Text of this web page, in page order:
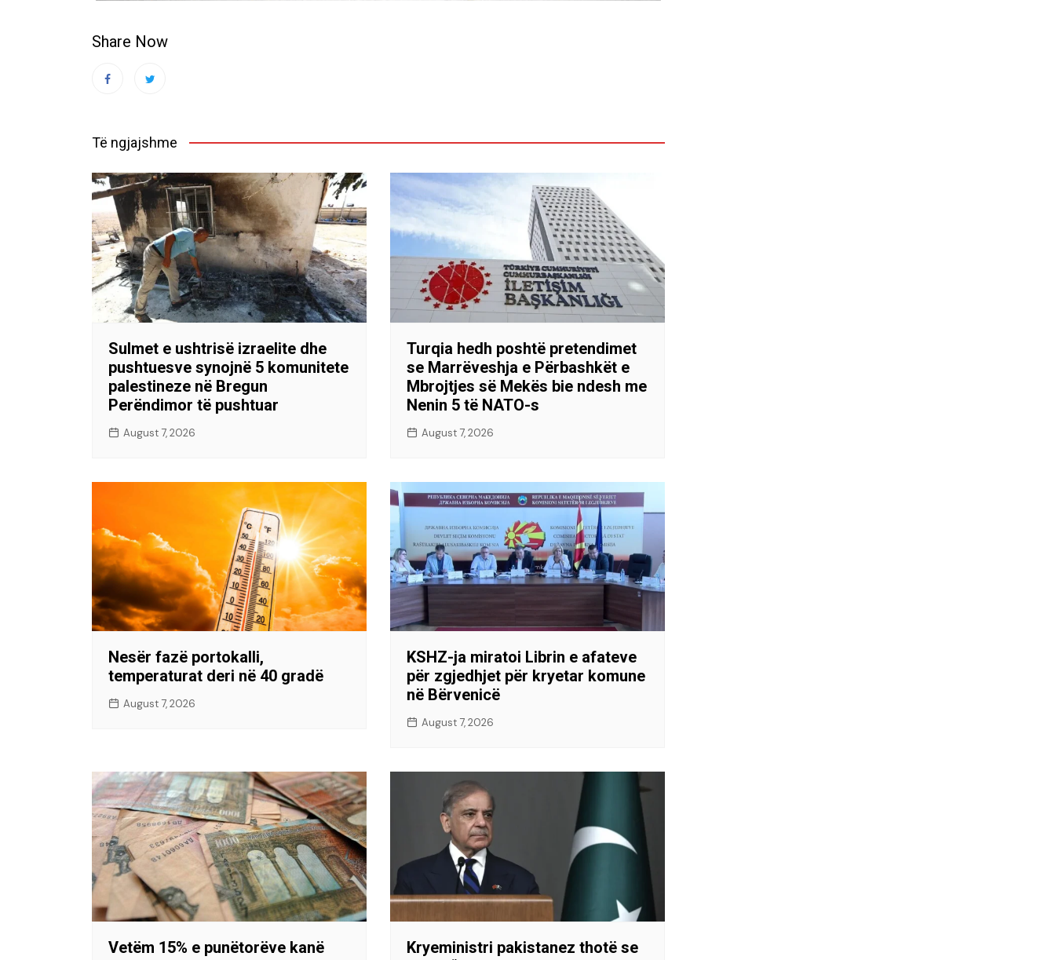
Share Now
Të ngjajshme
Sulmet e ushtrisë izraelite dhe
pushtuesve synojnë 5 komunitete
palestineze në Bregun
Perëndimor të pushtuar
August 7, 2026
Turqia hedh poshtë pretendimet
se Marrëveshja e Përbashkët e
Mbrojtjes së Mekës bie ndesh me
Nenin 5 të NATO-s
August 7, 2026
Nesër fazë portokalli,
temperaturat deri në 40 gradë
August 7, 2026
KSHZ-ja miratoi Librin e afateve
për zgjedhjet për kryetar komune
në Bërvenicë
August 7, 2026
Vetëm 15% e punëtorëve kanë
Kryeministri pakistanez thotë se